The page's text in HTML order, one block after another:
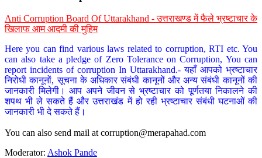
Anti Corruption Board Of Uttarakhand - उत्तराखण्ड में फैले भ्रष्टाचार के
खिलाफ आम आदमी की मुहिम
Here you can find various laws related to corruption, RTI etc. You
can also take a pledge of Zero Tolerance on Corruption, You can
report incidents of corruption In Uttarakhand.- यहाँ आपको भ्रष्टाचार
निरोधी कानूनों, सूचना के अधिकार संबंधी कानूनों और अन्य संबंधी कानूनों की
जानकारी मिलेगी। आप अपने जीवन से भ्रष्टाचार को पूर्णतया निकालने की
शपथ भी ले सकते हैं और उत्तराखंड में हो रही भ्रष्टाचार संबंधी घटनाओं की
जानकारी भी दे सकते हैं।
You can also send mail at corruption@merapahad.com
Moderator: Ashok Pande